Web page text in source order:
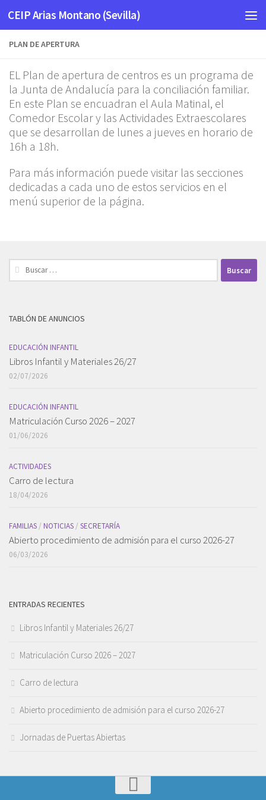
Saltar al contenido
CEIP Arias Montano (Sevilla)
PLAN DE APERTURA
EL Plan de apertura de centros es un programa de
la Junta de Andalucía para la conciliación familiar.
En este Plan se encuadran el Aula Matinal, el
Comedor Escolar y las Actividades Extraescolares
que se desarrollan de lunes a jueves en horario de
16h a 18h.
Para más información puede visitar las secciones
dedicadas a cada uno de estos servicios en el
menú superior de la página.
Buscar:
TABLÓN DE ANUNCIOS
EDUCACIÓN INFANTIL
Libros Infantil y Materiales 26/27
02/07/2026
EDUCACIÓN INFANTIL
Matriculación Curso 2026 – 2027
01/06/2026
ACTIVIDADES
Carro de lectura
18/04/2026
FAMILIAS / NOTICIAS / SECRETARÍA
Abierto procedimiento de admisión para el curso 2026-27
06/03/2026
ENTRADAS RECIENTES
Libros Infantil y Materiales 26/27
Matriculación Curso 2026 – 2027
Carro de lectura
Abierto procedimiento de admisión para el curso 2026-27
Jornadas de Puertas Abiertas